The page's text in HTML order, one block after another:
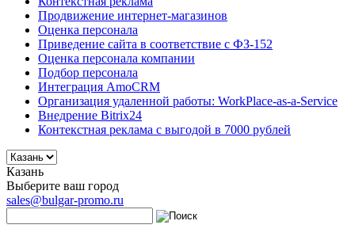
Продвижение интернет-магазинов
Оценка персонала
Приведение сайта в соответствие с ФЗ-152
Оценка персонала компании
Подбор персонала
Интеграция AmoCRM
Организация удаленной работы: WorkPlace-as-a-Service
Внедрение Bitrix24
Контекстная реклама с выгодой в 7000 рублей
Казань
Выберите ваш город
sales@bulgar-promo.ru